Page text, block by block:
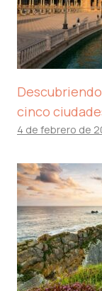
cinco
4 de febrero de